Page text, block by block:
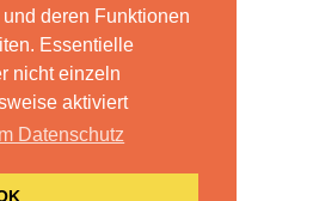
deren Funktionen
Essentielle
nicht einzeln
aktiviert
Datenschutz